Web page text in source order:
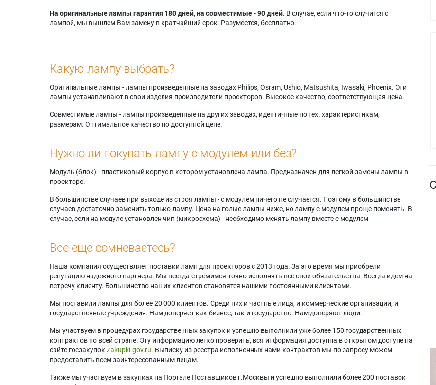
На оригинальные лампы гарантия 180 дней, на совместимые - 90 дней. В случае, если что-то случится с
лампой, мы вышлем Вам замену в кратчайший срок. Разумеется, бесплатно.
Какую лампу выбрать?
Оригинальные лампы - лампы произведенные на заводах Philips, Osram, Ushio, Matsushita, Iwasaki, Phoenix. Эти
лампы устанавливают в свои изделия производители проекторов. Высокое качество, соответствующая цена.
Совместимые лампы - лампы произведенные на других заводах, идентичные по тех. характеристикам,
размерам. Оптимальное качество по доступной цене.
Нужно ли покупать лампу с модулем или без?
Модуль (блок) - пластиковый корпус в котором установлена лампа. Предназначен для легкой замены лампы в
проекторе.
В большинстве случаев при выходе из строя лампы - с модулем ничего не случается. Поэтому в большинстве
случаев достаточно заменить только лампу. Цена на голые лампы ниже, но лампу с модулем проще поменять. В
случае, если на модуле установлен чип (микросхема) - необходимо менять лампу вместе с модулем
Все еще сомневаетесь?
Наша компания осуществляет поставки ламп для проекторов с 2013 года. За это время мы приобрели
репутацию надежного партнера. Мы всегда стремимся точно исполнять все свои обязательства. Всегда идем на
встречу клиенту. Большинство наших клиентов становятся нашими постоянными клиентами.
Мы поставили лампы для более 20 000 клиентов. Среди них и частные лица, и коммерческие организации, и
государственные учреждения. Нам доверяет как бизнес, так и государство. Нам доверяют люди.
Мы участвуем в процедурах государственных закупок и успешно выполнили уже более 150 государственных
контрактов по всей стране. Эту информацию легко проверить, вся информация доступна в открытом доступе на
сайте госзакупок Zakupki.gov.ru. Выписку из реестра исполненных нами контрактов мы по запросу можем
предоставить всем заинтересованным лицам.
Также мы участвуем в закупках на Портале Поставщиков г.Москвы и успешно выполнили более 200 поставок